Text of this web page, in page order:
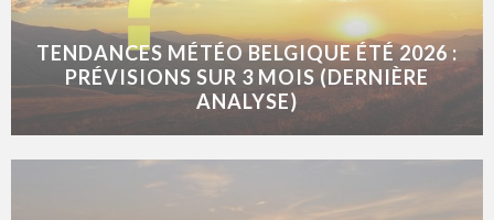
TENDANCES MÉTÉO BELGIQUE ÉTÉ 2026 :
PRÉVISIONS SUR 3 MOIS (DERNIÈRE
ANALYSE)